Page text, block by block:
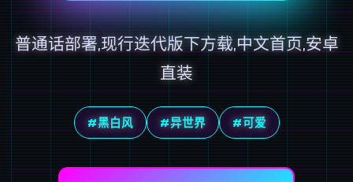
普通话部署,现行迭代版下方载,中文首页,安卓
直装
#黑白风 #异世界 #可爱